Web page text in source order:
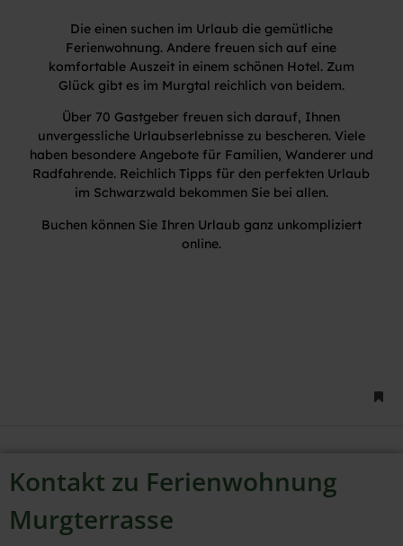
Die einen suchen im Urlaub die gemütliche
Ferienwohnung. Andere freuen sich auf eine
komfortable Auszeit in einem schönen Hotel. Zum
Glück gibt es im Murgtal reichlich von beidem.
Über 70 Gastgeber freuen sich darauf, Ihnen
unvergessliche Urlaubserlebnisse zu bescheren. Viele
haben besondere Angebote für Familien, Wanderer und
Radfahrende. Reichlich Tipps für den perfekten Urlaub
im Schwarzwald bekommen Sie bei allen.
Buchen können Sie Ihren Urlaub ganz unkompliziert
online.
Kontakt zu Ferienwohnung
Murgterrasse